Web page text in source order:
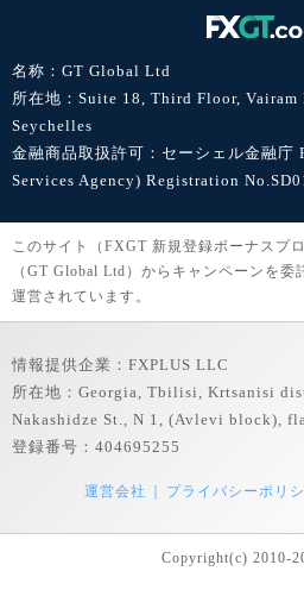
名称：GT Global Ltd
所在地：Suite 18, Third Floor,
Seychelles
金融商品取扱許可：セーシェル金融庁
Services Agency) Registration
このサイト（FXGT 新規登録ボーナスプ
（GT Global Ltd）からキャンペーンを
運営されています。
情報提供企業：FXPLUS LLC
所在地：Georgia, Tbilisi, Krtsanisi
Nakashidze St., N 1, (Avlevi block),
登録番号：404695255
運営会社 プライバシーポリ
Copyright(c) 2010-